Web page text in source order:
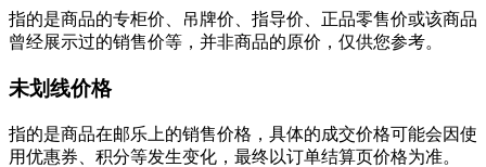
指的是商品的专柜价、吊牌价、指导价、正品零售价或该商品
曾经展示过的销售价等，并非商品的原价，仅供您参考。
未划线价格
指的是商品在邮乐上的销售价格，具体的成交价格可能会因使
用优惠券、积分等发生变化，最终以订单结算页价格为准。